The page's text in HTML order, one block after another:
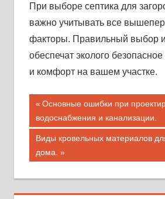
При выборе септика для
важно учитывать все
факторы. Правильный выбор и
обеспечат эколого
и комфорт на вашем участке.
Навигация
по
записям
Предыдущая
запись;
Основные ошибки при
водоснабжения и канализации.
Следующая
запись:
Виды кровельных материалов
дома.